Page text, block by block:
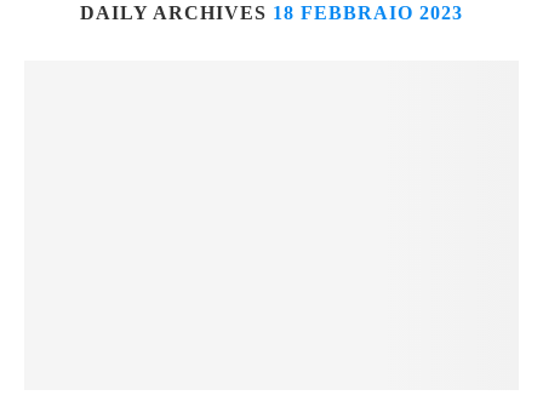
DAILY ARCHIVES 18 FEBBRAIO 2023